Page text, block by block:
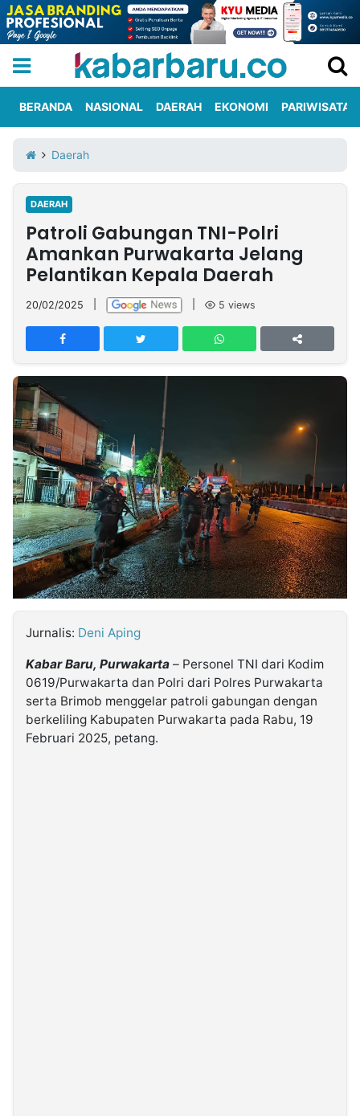
Iklan
Berita
Kami
Nasional
International
Olahraga
Entertainment
Daerah
Pariwisata
Kuliner
Kolom
Network
PT
TREETAN
INDONESIA
Partner
Insight
NTB
Suara
Time
Lens
IDN
Daily
Jogja
Jalan
Rakyat
Idealita
News
Kita
Notice
Dinamikapost.com
Radar
Baru
Seedbacklink
Follow
Kabarbaru
BERANDA NASIONAL DAERAH EKONOMI PARIWISATA
Daerah
DAERAH
Patroli Gabungan TNI-Polri
Amankan Purwakarta Jelang
Pelantikan Kepala Daerah
20/02/2025 5 views
Jurnalis: Deni Aping
Kabar Baru, Purwakarta – Personel TNI dari Kodim
0619/Purwakarta dan Polri dari Polres Purwakarta
serta Brimob menggelar patroli gabungan dengan
berkeliling Kabupaten Purwakarta pada Rabu, 19
Februari 2025, petang.